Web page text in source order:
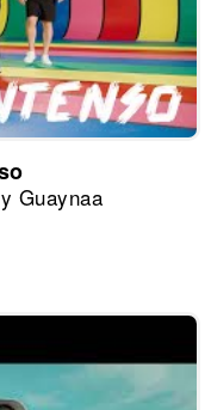
Guaynaa